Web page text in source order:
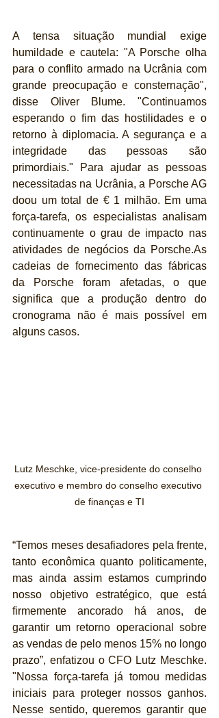
A tensa situação mundial exige
humildade e cautela: "A Porsche olha
para o conflito armado na Ucrânia com
grande preocupação e consternação",
disse Oliver Blume. "Continuamos
esperando o fim das hostilidades e o
retorno à diplomacia. A segurança e a
integridade das pessoas são
primordiais." Para ajudar as pessoas
necessitadas na Ucrânia, a Porsche AG
doou um total de € 1 milhão. Em uma
força-tarefa, os especialistas analisam
continuamente o grau de impacto nas
atividades de negócios da Porsche.As
cadeias de fornecimento das fábricas
da Porsche foram afetadas, o que
significa que a produção dentro do
cronograma não é mais possível em
alguns casos.
Lutz Meschke, vice-presidente do conselho
executivo e membro do conselho executivo
de finanças e TI
“Temos meses desafiadores pela frente,
tanto econômica quanto politicamente,
mas ainda assim estamos cumprindo
nosso objetivo estratégico, que está
firmemente ancorado há anos, de
garantir um retorno operacional sobre
as vendas de pelo menos 15% no longo
prazo”, enfatizou o CFO Lutz Meschke.
"Nossa força-tarefa já tomou medidas
iniciais para proteger nossos ganhos.
Nesse sentido, queremos garantir que